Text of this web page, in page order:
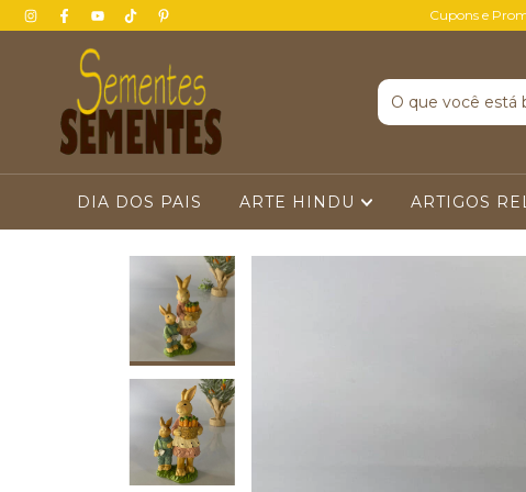
Cupons e
DIA DOS PAIS ARTE HINDU ARTIGOS